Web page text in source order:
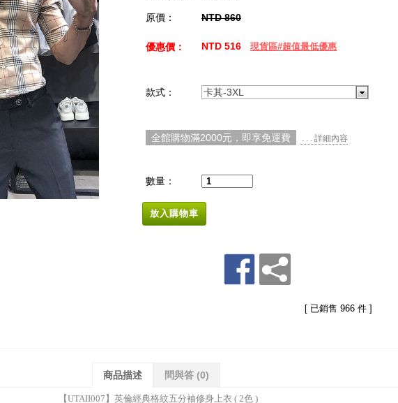
原價： NTD 860
優惠價： NTD 516 現貨區#超值最低優惠
款式： 卡其-3XL
全館購物滿2000元，即享免運費 . . . 詳細內容
數量：
放入購物車
[ 已銷售 966 件 ]
商品描述 問與答 (0)